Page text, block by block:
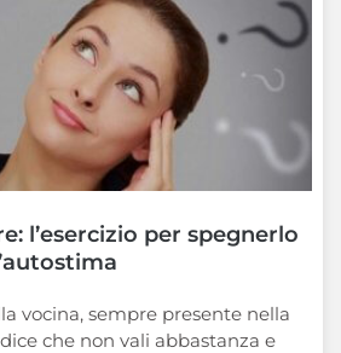
l’esercizio per spegnerlo
vocina, sempre presente nella
che non vali abbastanza e